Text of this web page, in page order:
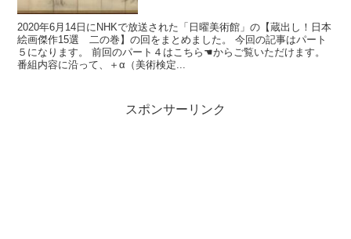
2020年6月14日にNHKで放送された「日曜美術館」の【蔵出し！日本
絵画傑作15選 二の巻】の回をまとめました。 今回の記事はパート
５になります。 前回のパート４はこちら☚からご覧いただけます。
番組内容に沿って、＋α（美術検定...
スポンサーリンク